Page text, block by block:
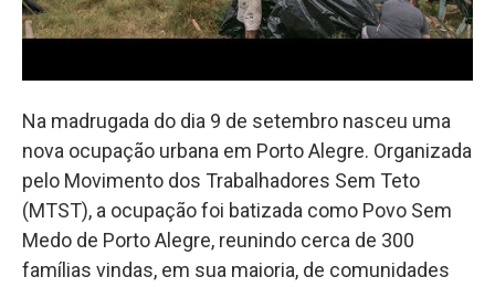
Na madrugada do dia 9 de setembro nasceu uma
nova ocupação urbana em Porto Alegre. Organizada
pelo Movimento dos Trabalhadores Sem Teto
(MTST), a ocupação foi batizada como Povo Sem
Medo de Porto Alegre, reunindo cerca de 300
famílias vindas, em sua maioria, de comunidades